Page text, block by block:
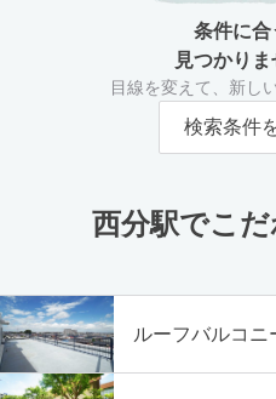
条件に合
見つかり
目線を変えて、新し
検索条件
西分駅でこ
ルーフバルコニ